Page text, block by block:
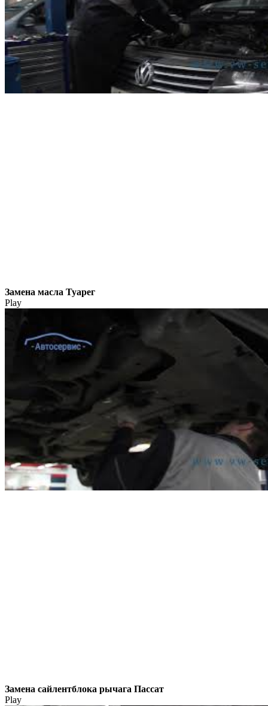
Замена масла Туарег
Play
Замена сайлентблока рычага Пассат
Play